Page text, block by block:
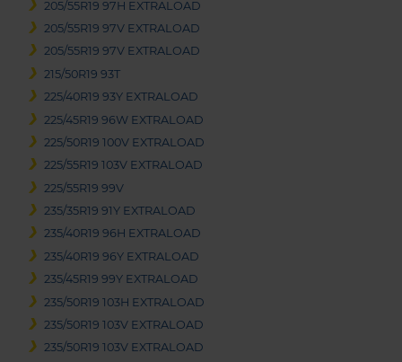
205/55R19 97H EXTRALOAD
205/55R19 97V EXTRALOAD
205/55R19 97V EXTRALOAD
215/50R19 93T
225/40R19 93Y EXTRALOAD
225/45R19 96W EXTRALOAD
225/50R19 100V EXTRALOAD
225/55R19 103V EXTRALOAD
225/55R19 99V
235/35R19 91Y EXTRALOAD
235/40R19 96H EXTRALOAD
235/40R19 96Y EXTRALOAD
235/45R19 99Y EXTRALOAD
235/50R19 103H EXTRALOAD
235/50R19 103V EXTRALOAD
235/50R19 103V EXTRALOAD